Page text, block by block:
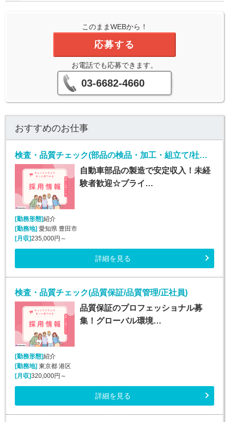
このままWEBから！
応募する
お電話でも応募できます。
03-6682-4660
おすすめのお仕事
検査・品質チェック(部品の検品・加工・組立て/社宅費全額補助)
自動車部品の製造で安定収入！未経
験者歓迎☆プライ…
[勤務形態]紹介
[勤務地]愛知県 豊田市
[月収]235,000円～
詳細を見る
検査・品質チェック(品質保証/品質管理/正社員)
品質保証のプロフェッショナル募
集！グローバル環境…
[勤務形態]紹介
[勤務地]東京都 港区
[月収]320,000円～
詳細を見る